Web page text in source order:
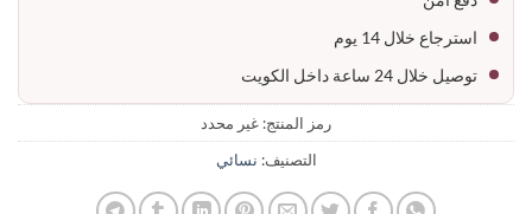
استرجاع خلال 14 يوم
توصيل خلال 24 ساعة داخل الكويت
رمز المنتج:غير محدد
التصنيف:نسائي